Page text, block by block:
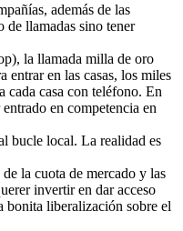
además de las
de llamadas sino tener
la llamada milla de oro
entrar en las casas, los miles
cada casa con teléfono. En
en competencia en
bucle local. La realidad es
la cuota de mercado y las
invertir en dar acceso
bonita liberalización sobre el